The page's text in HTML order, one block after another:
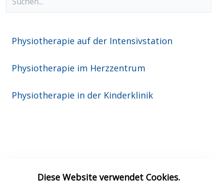
Physiotherapie auf der Intensivstation
Physiotherapie im Herzzentrum
Physiotherapie in der Kinderklinik
Diese Website verwendet Cookies.